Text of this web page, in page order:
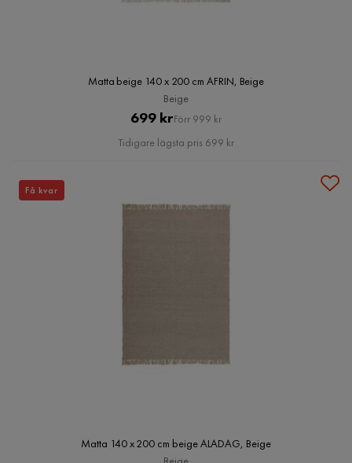
Matta beige 140 x 200 cm AFRIN, Beige
Beige
Pris
699 krOriginal
Pris
Förr 999 kr
Tidigare lägsta pris 699 kr
Matta 140 x 200 cm beige ALADAG, Beige
Få kvar